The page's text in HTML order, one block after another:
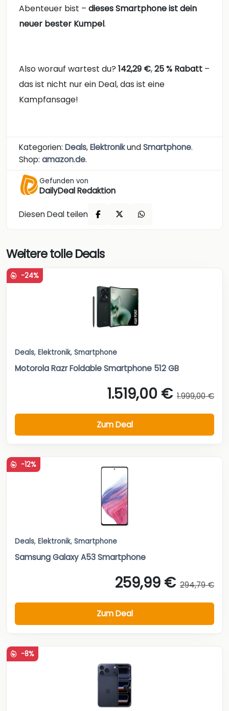
Abenteuer bist – dieses Smartphone ist dein
neuer bester Kumpel.
Also worauf wartest du? 142,29 €,25 % Rabatt –
das ist nicht nur ein Deal, das ist eine
Kampfansage!
Kategorien: Deals,ElektronikundSmartphone.
Shop: amazon.de.
Gefunden von
DailyDeal Redaktion
Diesen Deal teilen
Weitere tolle Deals
-24%
Deals, Elektronik, Smartphone
Motorola Razr Foldable Smartphone 512 GB
1.519,00 € 1.999,00 €
Zum Deal
-12%
Deals, Elektronik, Smartphone
Samsung Galaxy A53 Smartphone
259,99 € 294,79 €
Zum Deal
-8%